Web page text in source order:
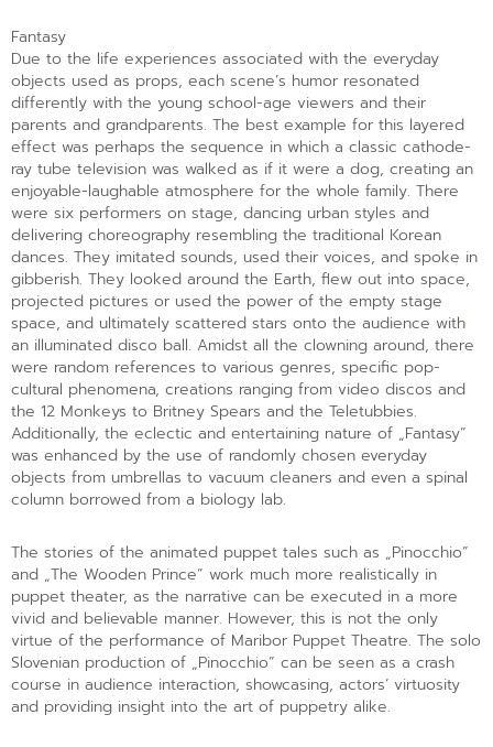
Fantasy
Due to the life experiences associated with the everyday
objects used as props, each scene’s humor resonated
differently with the young school-age viewers and their
parents and grandparents. The best example for this layered
effect was perhaps the sequence in which a classic cathode-
ray tube television was walked as if it were a dog, creating an
enjoyable-laughable atmosphere for the whole family. There
were six performers on stage, dancing urban styles and
delivering choreography resembling the traditional Korean
dances. They imitated sounds, used their voices, and spoke in
gibberish. They looked around the Earth, flew out into space,
projected pictures or used the power of the empty stage
space, and ultimately scattered stars onto the audience with
an illuminated disco ball. Amidst all the clowning around, there
were random references to various genres, specific pop-
cultural phenomena, creations ranging from video discos and
the 12 Monkeys to Britney Spears and the Teletubbies.
Additionally, the eclectic and entertaining nature of „Fantasy”
was enhanced by the use of randomly chosen everyday
objects from umbrellas to vacuum cleaners and even a spinal
column borrowed from a biology lab.
The stories of the animated puppet tales such as „Pinocchio”
and „The Wooden Prince” work much more realistically in
puppet theater, as the narrative can be executed in a more
vivid and believable manner. However, this is not the only
virtue of the performance of Maribor Puppet Theatre. The solo
Slovenian production of „Pinocchio” can be seen as a crash
course in audience interaction, showcasing, actors’ virtuosity
and providing insight into the art of puppetry alike.